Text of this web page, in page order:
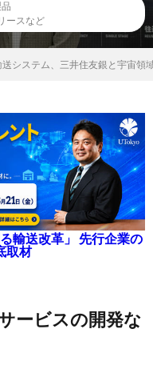
ースなど
システム、三井住友銀と宇宙領
輸送改革」 先行企業の
取材